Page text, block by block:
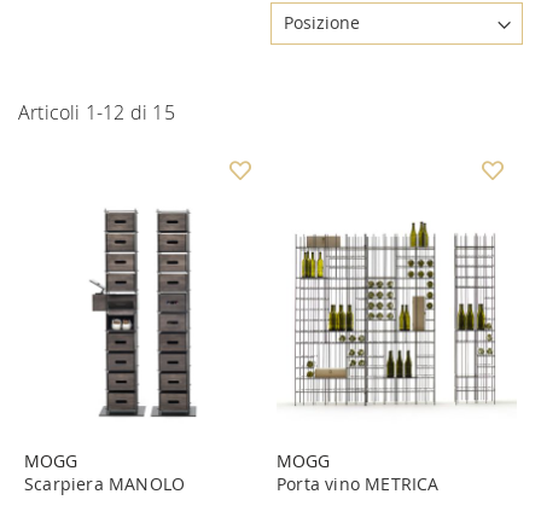
Articoli 1-12 di 15
MOGG
Scarpiera MANOLO
MOGG
Porta vino METRICA